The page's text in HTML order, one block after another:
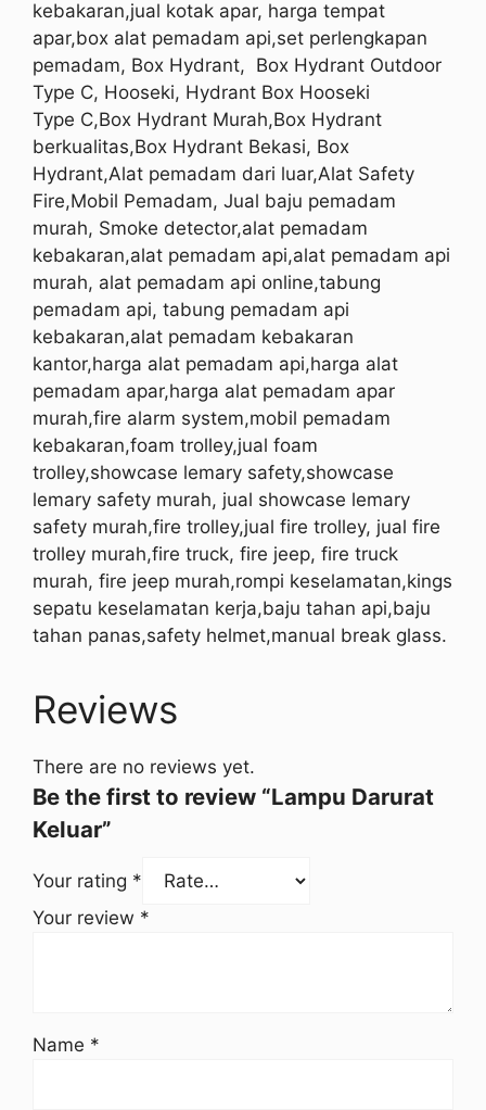
kebakaran,jual kotak apar, harga tempat
apar,box alat pemadam api,set perlengkapan
pemadam, Box Hydrant, Box Hydrant Outdoor
Type C, Hooseki, Hydrant Box Hooseki
Type C,Box Hydrant Murah,Box Hydrant
berkualitas,Box Hydrant Bekasi, Box
Hydrant,Alat pemadam dari luar,Alat Safety
Fire,Mobil Pemadam, Jual baju pemadam
murah, Smoke detector,alat pemadam
kebakaran,alat pemadam api,alat pemadam api
murah, alat pemadam api online,tabung
pemadam api, tabung pemadam api
kebakaran,alat pemadam kebakaran
kantor,harga alat pemadam api,harga alat
pemadam apar,harga alat pemadam apar
murah,fire alarm system,mobil pemadam
kebakaran,foam trolley,jual foam
trolley,showcase lemary safety,showcase
lemary safety murah, jual showcase lemary
safety murah,fire trolley,jual fire trolley, jual fire
trolley murah,fire truck, fire jeep, fire truck
murah, fire jeep murah,rompi keselamatan,kings
sepatu keselamatan kerja,baju tahan api,baju
tahan panas,safety helmet,manual break glass.
Reviews
There are no reviews yet.
Be the first to review “Lampu Darurat
Keluar”
Your rating *
Your review *
Name *